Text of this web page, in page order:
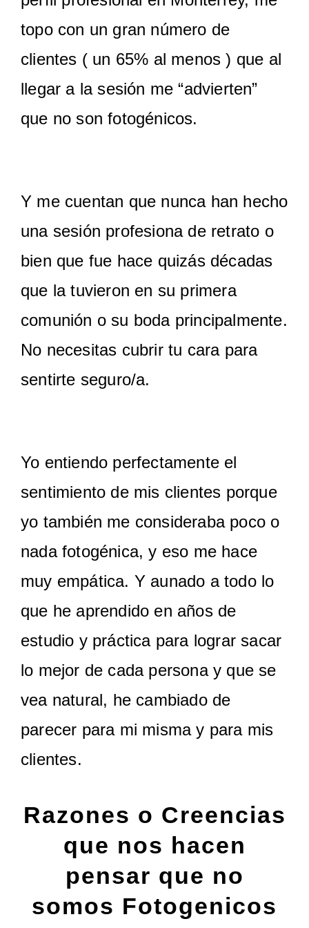
topo con un gran número de
clientes ( un 65% al menos ) que al
llegar a la sesión me “advierten”
que no son fotogénicos.
Y me cuentan que nunca han hecho
una sesión profesiona de retrato o
bien que fue hace quizás décadas
que la tuvieron en su primera
comunión o su boda principalmente.
No necesitas cubrir tu cara para
sentirte seguro/a.
Yo entiendo perfectamente el
sentimiento de mis clientes porque
yo también me consideraba poco o
nada fotogénica, y eso me hace
muy empática. Y aunado a todo lo
que he aprendido en años de
estudio y práctica para lograr sacar
lo mejor de cada persona y que se
vea natural, he cambiado de
parecer para mi misma y para mis
clientes.
Razones o Creencias
que nos hacen
pensar que no
somos Fotogenicos